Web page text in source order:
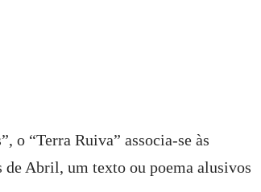
o “Terra Ruiva” associa-se às
de Abril, um texto ou poema alusivos